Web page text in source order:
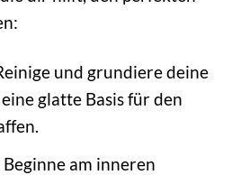
und grundiere deine
glatte Basis für den
Beginne am inneren